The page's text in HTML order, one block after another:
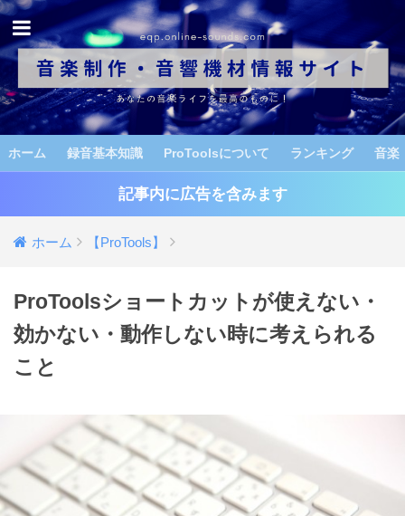
ホーム 録音基本知識 ProToolsについて ランキング 音楽
記事内に広告を含みます
ホーム 【ProTools】
ProToolsショートカットが使えない・
効かない・動作しない時に考えられる
こと